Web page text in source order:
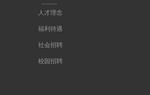
人才理念
福利待遇
社会招聘
校园招聘